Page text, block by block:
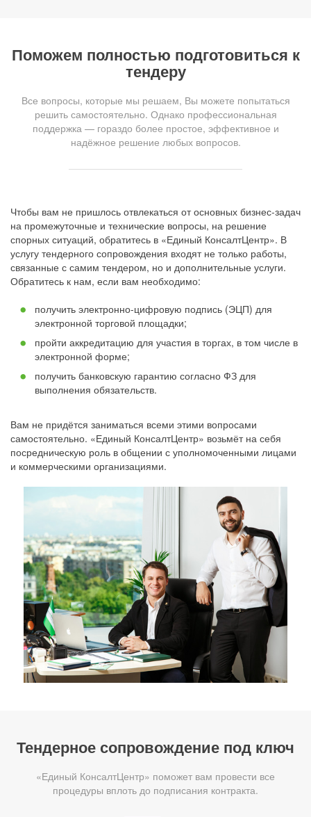
Поможем полностью подготовиться к
тендеру
Все вопросы, которые мы решаем, Вы можете попытаться
решить самостоятельно. Однако профессиональная
поддержка — гораздо более простое, эффективное и
надёжное решение любых вопросов.
Чтобы вам не пришлось отвлекаться от основных бизнес-задач
на промежуточные и технические вопросы, на решение
спорных ситуаций, обратитесь в «Единый КонсалтЦентр». В
услугу тендерного сопровождения входят не только работы,
связанные с самим тендером, но и дополнительные услуги.
Обратитесь к нам, если вам необходимо:
получить электронно-цифровую подпись (ЭЦП) для
электронной торговой площадки;
пройти аккредитацию для участия в торгах, в том числе в
электронной форме;
получить банковскую гарантию согласно ФЗ для
выполнения обязательств.
Вам не придётся заниматься всеми этими вопросами
самостоятельно. «Единый КонсалтЦентр» возьмёт на себя
посредническую роль в общении с уполномоченными лицами
и коммерческими организациями.
Тендерное сопровождение под ключ
«Единый КонсалтЦентр» поможет вам провести все
процедуры вплоть до подписания контракта.